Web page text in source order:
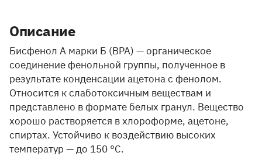
Описание
Бисфенол А марки Б (BPA) — органическое
соединение фенольной группы, полученное в
результате конденсации ацетона с фенолом.
Относится к слаботоксичным веществам и
представлено в формате белых гранул. Вещество
хорошо растворяется в хлороформе, ацетоне,
спиртах. Устойчиво к воздействию высоких
температур — до 150 °C.